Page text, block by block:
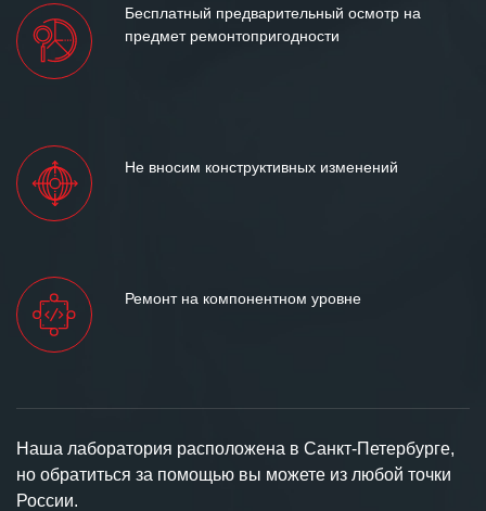
Бесплатный предварительный осмотр на
предмет ремонтопригодности
Не вносим конструктивных изменений
Ремонт на компонентном уровне
Наша лаборатория расположена в Санкт-Петербурге,
но обратиться за помощью вы можете из любой точки
России.